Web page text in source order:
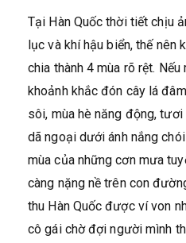
Tại Hàn Quốc thời tiết chịu
lục và khí hậu biển, thế nên
chia thành 4 mùa rõ rệt. Nếu
khoảnh khắc đón cây lá
sôi, mùa hè năng động,
dã ngoại dưới ánh nắng
mùa của những cơn mưa
càng nặng nề trên con
thu Hàn Quốc được ví von
cô gái chờ đợi người mình